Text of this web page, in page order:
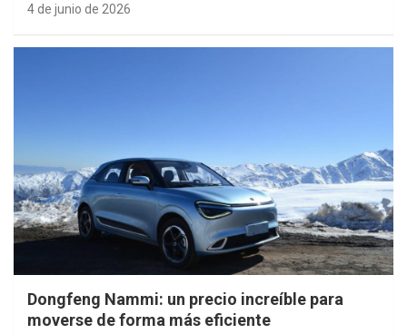
4 de junio de 2026
Dongfeng Nammi: un precio increíble para
moverse de forma más eficiente